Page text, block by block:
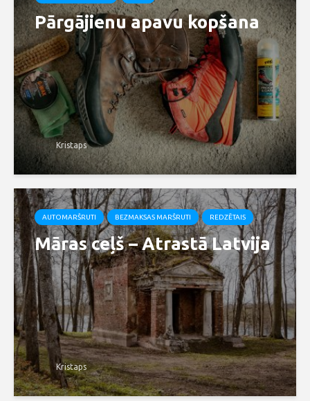
Pārgājienu apavu kopšana
Kristaps
AUTOMARŠRUTI BEZMAKSAS MARŠRUTI REDZĒTAIS
Māras ceļš – Atrastā Latvija
Kristaps